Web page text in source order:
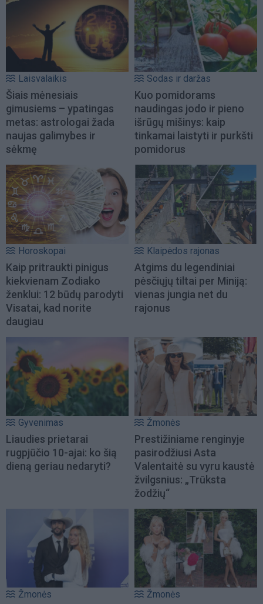
Laisvalaikis
Šiais mėnesiais
gimusiems – ypatingas
metas: astrologai žada
naujas galimybes ir
sėkmę
Sodas ir daržas
Kuo pomidorams
naudingas jodo ir pieno
išrūgų mišinys: kaip
tinkamai laistyti ir purkšti
pomidorus
Horoskopai
Kaip pritraukti pinigus
kiekvienam Zodiako
ženklui: 12 būdų parodyti
Visatai, kad norite
daugiau
Klaipėdos rajonas
Atgims du legendiniai
pėsčiųjų tiltai per Miniją:
vienas jungia net du
rajonus
Gyvenimas
Liaudies prietarai
rugpjūčio 10-ajai: ko šią
dieną geriau nedaryti?
Žmonės
Prestižiniame renginyje
pasirodžiusi Asta
Valentaitė su vyru kaustė
žvilgsnius: „Trūksta
žodžių“
Žmonės Žmonės